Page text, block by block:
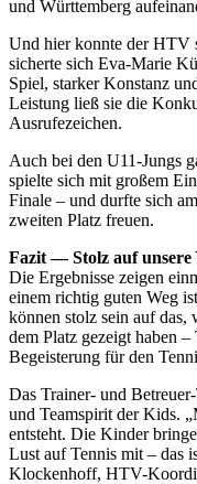
Verwendung unserer
soziale Medien,
Partner führen diese
weiteren Daten
haben oder die sie
gesammelt haben.
jederzeit über den
und Württemberg
Und hier konnte der HTV
sicherte sich Eva-Marie
Spiel, starker Konstanz
Leistung ließ sie die
Ausrufezeichen.
Auch bei den U11-Jungs
spielte sich mit großem
Finale – und durfte sich
zweiten Platz freuen.
Fazit — Stolz auf unsere
Die Ergebnisse zeigen
einem richtig guten Weg
können stolz sein auf das,
dem Platz gezeigt haben
Begeisterung für den
Das Trainer- und
und Teamspirit der Kids.
entsteht. Die Kinder
Lust auf Tennis mit – das
Klockenhoff, HTV-